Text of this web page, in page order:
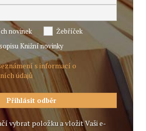
novinek
Žebříček
Knižní novinky
s informací o
údajů
vybrat položku a vložit Vaši e-